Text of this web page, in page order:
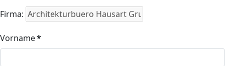
Firma:
Vorname*